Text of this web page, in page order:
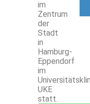
im
Zentrum
der
Stadt
in
Hamburg-
Eppendorf
im
UKE
statt.